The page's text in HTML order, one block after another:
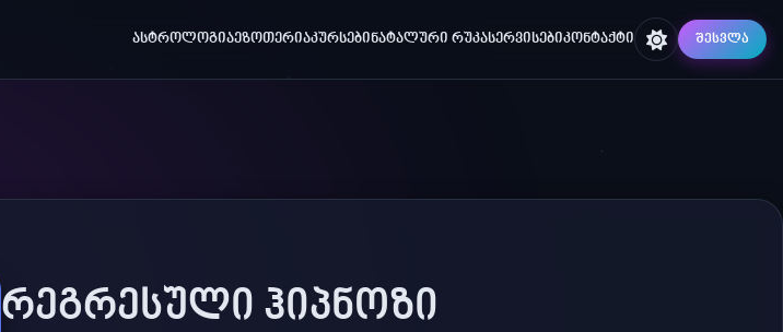
ᲐᲡᲢᲠᲝᲚᲝᲒᲘᲐᲔᲖᲝᲗᲔᲠᲘᲐᲙᲣᲠᲡᲔᲑᲘᲜᲐᲢᲐᲚᲣᲠᲘ ᲠᲣᲙᲐᲡᲔᲠᲕᲘᲡᲔᲑᲘᲙᲝᲜᲢᲐᲥᲢᲘ ᲨᲔᲡᲕᲚᲐ
ᲠᲔᲒᲠᲔᲡᲣᲚᲘ ᲰᲘᲞᲜᲝᲖᲘ